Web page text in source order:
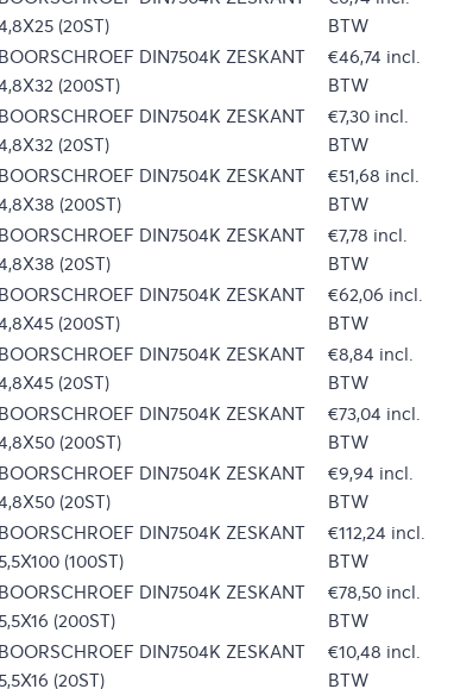
(20ST)
BTW
BOORSCHROEF DIN7504K ZESKANT
(200ST)
€46,74 incl.
BTW
BOORSCHROEF DIN7504K ZESKANT
(20ST)
€7,30 incl.
BTW
BOORSCHROEF DIN7504K ZESKANT
(200ST)
€51,68 incl.
BTW
BOORSCHROEF DIN7504K ZESKANT
(20ST)
€7,78 incl.
BTW
BOORSCHROEF DIN7504K ZESKANT
(200ST)
€62,06 incl.
BTW
BOORSCHROEF DIN7504K ZESKANT
(20ST)
€8,84 incl.
BTW
BOORSCHROEF DIN7504K ZESKANT
(200ST)
€73,04 incl.
BTW
BOORSCHROEF DIN7504K ZESKANT
(20ST)
€9,94 incl.
BTW
BOORSCHROEF DIN7504K ZESKANT
(100ST)
€112,24 incl.
BTW
BOORSCHROEF DIN7504K ZESKANT
(200ST)
€78,50 incl.
BTW
BOORSCHROEF DIN7504K ZESKANT
(20ST)
€10,48 incl.
BTW